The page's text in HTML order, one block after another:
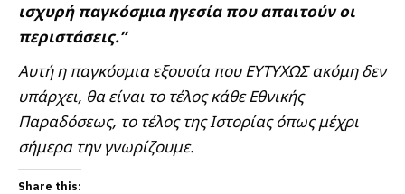
ισχυρή παγκόσμια ηγεσία που απαιτούν οι
περιστάσεις.”
Αυτή η παγκόσμια εξουσία που ΕΥΤΥΧΩΣ ακόμη δεν
υπάρχει, θα είναι το τέλος κάθε Εθνικής
Παραδόσεως, το τέλος της Ιστορίας όπως μέχρι
σήμερα την γνωρίζουμε.
Share this: